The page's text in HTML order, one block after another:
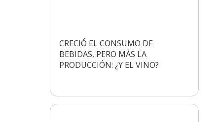
CRECIÓ EL CONSUMO DE
BEBIDAS, PERO MÁS LA
PRODUCCIÓN: ¿Y EL VINO?